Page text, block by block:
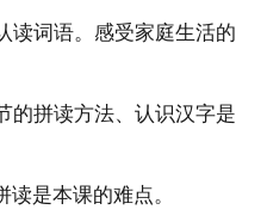
读词语。感受家庭生活的
拼读方法、认识汉字是
是本课的难点。